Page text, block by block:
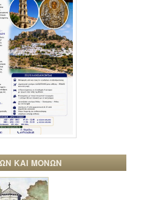
ΚΑΙ ΜΟΝΩΝ